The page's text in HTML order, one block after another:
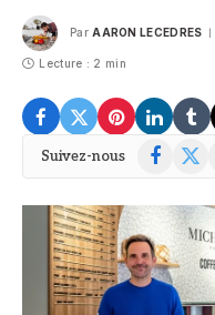
Par AARON LECEDRES
Lecture : 2 min
Suivez-nous Facebook
X
© DR